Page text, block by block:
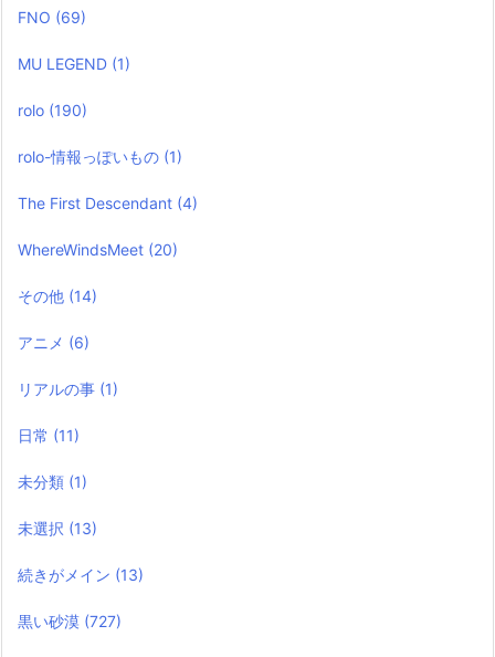
FNO (69)
MU LEGEND (1)
rolo (190)
rolo-情報っぽいもの (1)
The First Descendant (4)
WhereWindsMeet (20)
その他 (14)
アニメ (6)
リアルの事 (1)
日常 (11)
未分類 (1)
未選択 (13)
続きがメイン (13)
黒い砂漠 (727)